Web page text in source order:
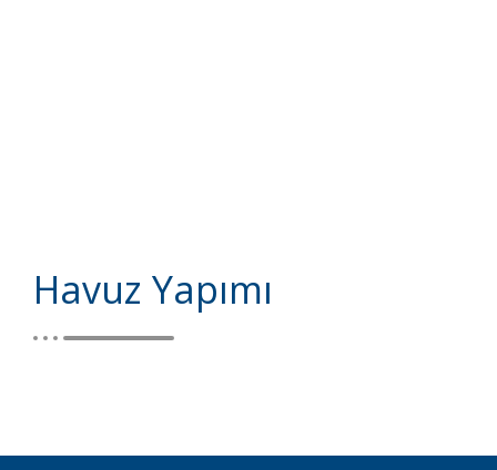
Havuz Yapımı